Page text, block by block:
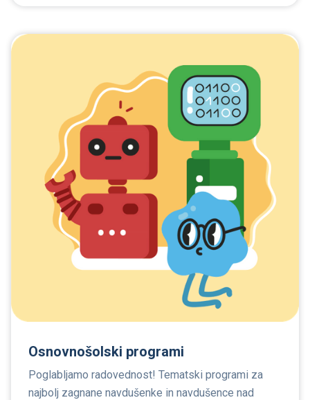
Osnovnošolski programi
Poglabljamo radovednost! Tematski programi za
najbolj zagnane navdušenke in navdušence nad